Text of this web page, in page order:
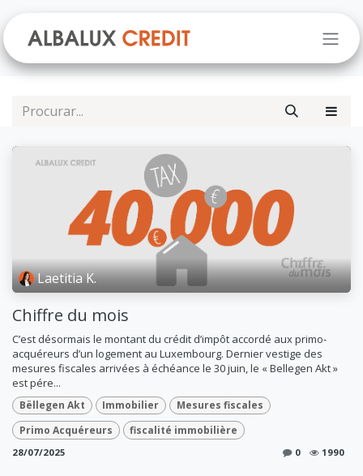
Laetitia K.
Chiffre du mois
C’est désormais le montant du crédit d’impôt accordé aux primo-
acquéreurs d’un logement au Luxembourg. Dernier vestige des
mesures fiscales arrivées à échéance le 30 juin, le « Bellegen Akt »
est pére...
Bëllegen Akt Immobilier
Mesures fiscales
Primo Acquéreurs
fiscalité immobilière
28/07/2025 0 1990